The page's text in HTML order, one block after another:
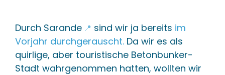
Durch Sarande 📍 sind wir ja bereits im
Vorjahr durchgerauscht. Da wir es als
quirlige, aber touristische Betonbunker-
Stadt wahrgenommen hatten, wollten wir